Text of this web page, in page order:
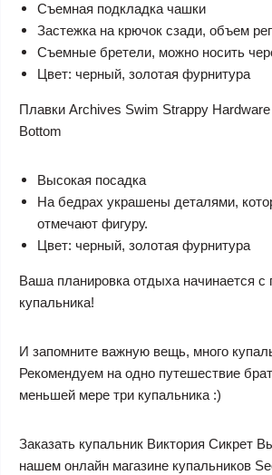
Съемная подкладка чашки
Застежка на крючок сзади, объем
Съемные бретели, можно носить
Цвет: черный, золотая фурнитура
Плавки Archives Swim Strappy
Bottom
Высокая посадка
На бедрах украшены деталями,
отмечают фигуру.
Цвет: черный, золотая фурнитура
Ваша планировка отдыха начинается с
купальника!
И запомните важную вещь, много
Рекомендуем на одно путешествие
меньшей мере три купальника :)
Заказать купальник Виктория Сикрет
нашем онлайн магазине купальников